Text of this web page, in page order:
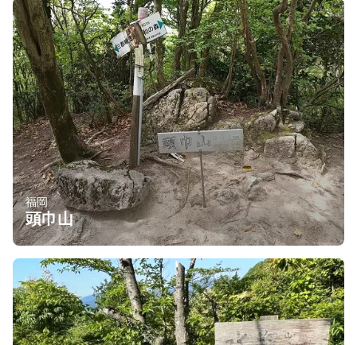
福岡
頭巾山